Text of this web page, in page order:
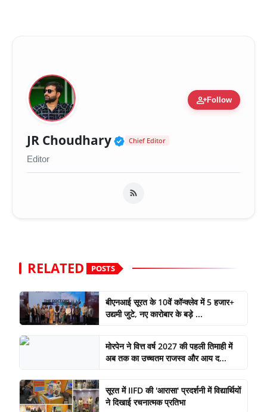
person_addFollow
JR Choudhary Verified Public Figure
Chief Editor
Editor
RELATED POSTS
बीएनआई सूरत के 10वें कॉन्क्लेव में 5 हजार+
उद्यमी जुटे, नए कारोबार के बड़े ...
मोरपेन ने वित्त वर्ष 2027 की पहली तिमाही में
अब तक का उच्चतम राजस्व और आय द...
सूरत में IIFD की 'आरासा' प्रदर्शनी में विद्यार्थियों
ने दिखाई रचनात्मक प्रतिभा